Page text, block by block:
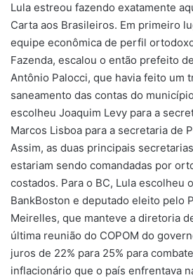
Lula estreou fazendo exatamente
Carta aos Brasileiros. Em primeiro
equipe econômica de perfil
Fazenda, escalou o então prefeito
Antônio Palocci, que havia feito um
saneamento das contas do
escolheu Joaquim Levy para a
Marcos Lisboa para a secretaria de
Assim, as duas principais
estariam sendo comandadas por
costados. Para o BC, Lula escolheu
BankBoston e deputado eleito pelo
Meirelles, que manteve a diretoria
última reunião do COPOM do
juros de 22% para 25% para
inflacionário que o país enfrentava